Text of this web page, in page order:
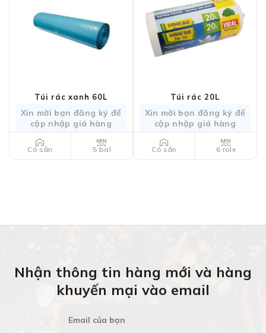
Túi rác xanh 60L
Xin mời bạn đăng ký để
cập nhập giá hàng
Có sẵn 5 bal
Túi rác 20L
Xin mời bạn đăng ký để
cập nhập giá hàng
Có sẵn 6 role
Nhận thông tin hàng mới và hàng
khuyến mại vào email